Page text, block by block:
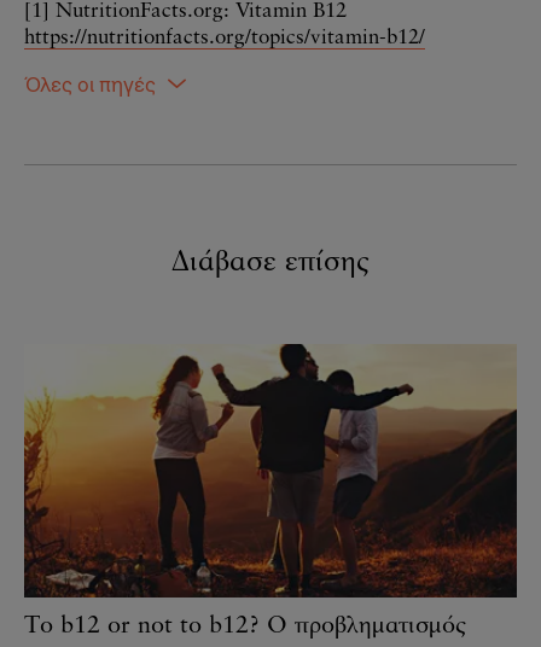
[1] NutritionFacts.org: Vitamin B12
https://nutritionfacts.org/topics/vitamin-b12/
Όλες οι πηγές
Διάβασε επίσης
Το b12 or not to b12? Ο προβληματισμός